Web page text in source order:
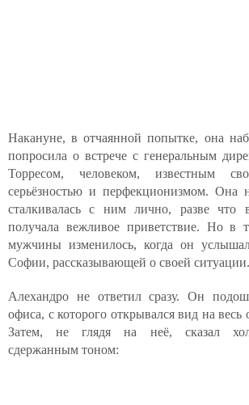
Накануне, в отчаянной попытке, она
попросила о встрече с генеральным
Торресом, человеком, известным
серьёзностью и перфекционизмом. Она
сталкивалась с ним лично, разве что
получала вежливое приветствие. Но в
мужчины изменилось, когда он
Софии, рассказывающей о своей ситуации.
Алехандро не ответил сразу. Он
офиса, с которого открывался вид на
Затем, не глядя на неё, сказал
сдержанным тоном: